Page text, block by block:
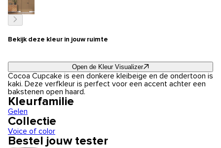
Bekijk deze kleur in jouw ruimte
Open de Kleur Visualizer
Cocoa Cupcake is een donkere kleibeige en de ondertoon is
kaki. Deze verfkleur is perfect voor een accent achter een
bakstenen open haard.
Kleurfamilie
Gelen
Collectie
Voice of color
Bestel jouw tester